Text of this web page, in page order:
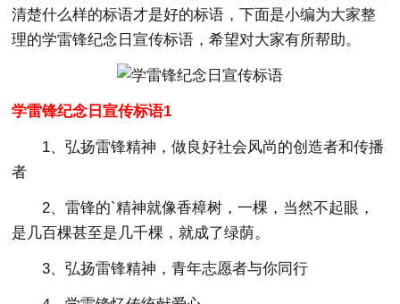
清楚什么样的标语才是好的标语，下面是小编为大家整
理的学雷锋纪念日宣传标语，希望对大家有所帮助。
学雷锋纪念日宣传标语1
1、弘扬雷锋精神，做良好社会风尚的创造者和传播
者
2、雷锋的`精神就像香樟树，一棵，当然不起眼，
是几百棵甚至是几千棵，就成了绿荫。
3、弘扬雷锋精神，青年志愿者与你同行